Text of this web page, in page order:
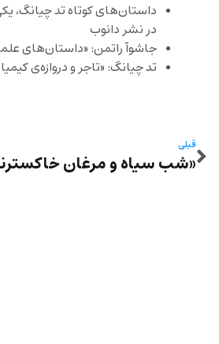
داستان‌های کوتاه تد چیانگ،
در نشر دانوب
جاشوآ راتمن: «داستان‌های
تد چیانگ: «تاجر و دروازه‌ی
قبلی